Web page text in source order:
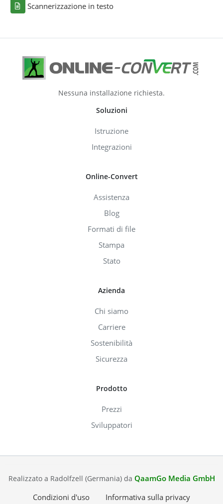
Scannerizzazione in testo
Nessuna installazione richiesta.
Soluzioni
Istruzione
Integrazioni
Online-Convert
Assistenza
Blog
Formati di file
Stampa
Stato
Azienda
Chi siamo
Carriere
Sostenibilità
Sicurezza
Prodotto
Prezzi
Sviluppatori
Realizzato a Radolfzell (Germania) da QaamGo Media GmbH
Condizioni d'uso
Informativa sulla privacy